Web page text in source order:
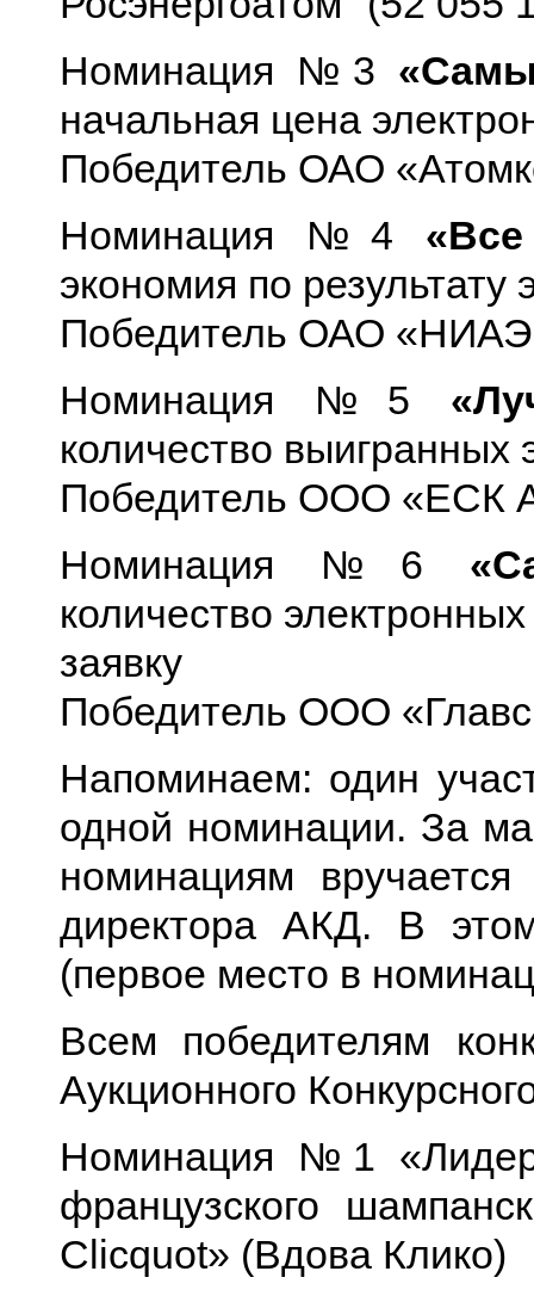
Номинация №3
начальная цена
Победитель ОАО
Номинация №4
экономия по
Победитель ОАО
Номинация №5
количество выигранных
Победитель ООО «ЕСК
Номинация №6
количество
заявку
Победитель ООО
Напоминаем: один
одной номинации. За
номинациям
директора АКД. В
(первое место в
Всем победителям
Аукционного
Номинация №1 «Лидер
французского
Clicquot» (Вдова Клико)